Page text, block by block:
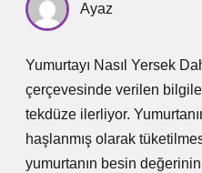
Ayaz
Yumurtayı Nasıl Yersek
çerçevesinde verilen
tekdüze ilerliyor.
haşlanmış olarak
yumurtanın besin değerinin